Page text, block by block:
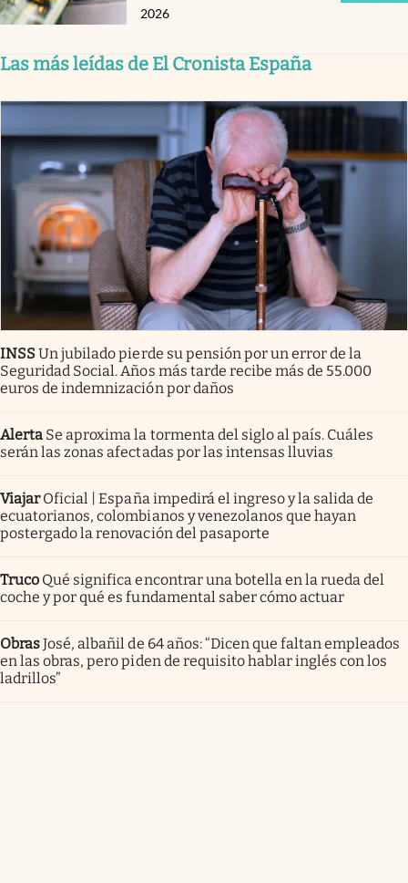
2026
Las más leídas de El Cronista España
INSSUn jubilado pierde su pensión por un error de la
Seguridad Social. Años más tarde recibe más de 55.000
euros de indemnización por daños
Alerta Se aproxima la tormenta del siglo al país. Cuáles
serán las zonas afectadas por las intensas lluvias
Viajar Oficial | España impedirá el ingreso y la salida de
ecuatorianos, colombianos y venezolanos que hayan
postergado la renovación del pasaporte
Truco Qué significa encontrar una botella en la rueda del
coche y por qué es fundamental saber cómo actuar
ObrasJosé, albañil de 64 años: “Dicen que faltan empleados
en las obras, pero piden de requisito hablar inglés con los
ladrillos”